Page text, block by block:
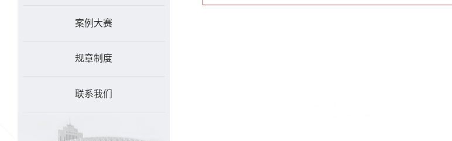
案例大赛
规章制度
联系我们